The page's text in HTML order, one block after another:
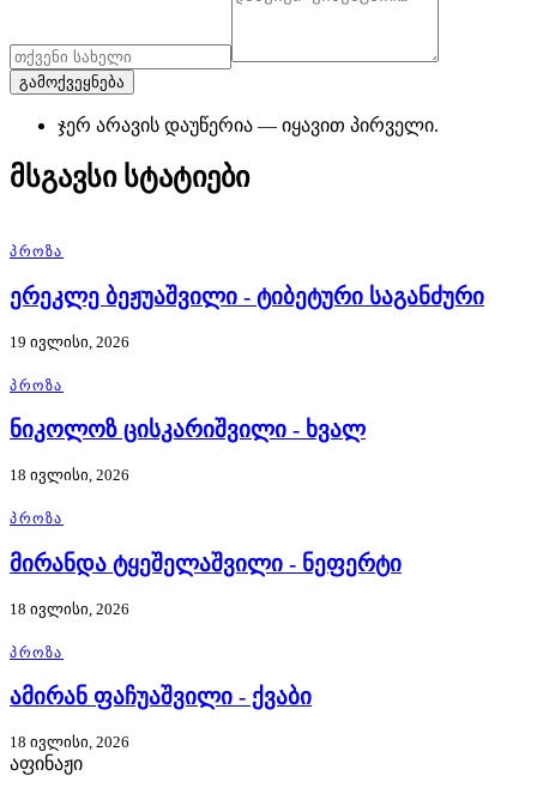
გამოქვეყნება
ჯერ არავის დაუწერია — იყავით პირველი.
მსგავსი სტატიები
ᲞᲠᲝᲖᲐ
ერეკლე ბეჟუაშვილი - ტიბეტური საგანძური
19 ივლისი, 2026
ᲞᲠᲝᲖᲐ
ნიკოლოზ ცისკარიშვილი - ხვალ
18 ივლისი, 2026
ᲞᲠᲝᲖᲐ
მირანდა ტყეშელაშვილი - ნეფერტი
18 ივლისი, 2026
ᲞᲠᲝᲖᲐ
ამირან ფაჩუაშვილი - ქვაბი
18 ივლისი, 2026
აფინაჟი